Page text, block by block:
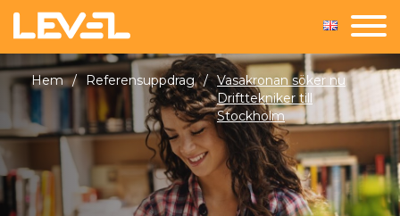
Hem / Referensuppdrag / Vasakronan söker nu
Drifttekniker till
Stockholm